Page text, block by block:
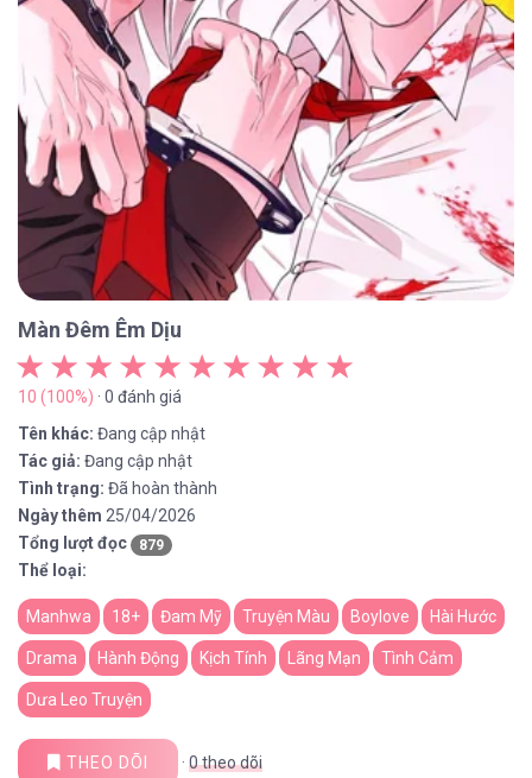
Màn Đêm Êm Dịu
10 (100%) · 0 đánh giá
Tên khác: Đang cập nhật
Tác giả: Đang cập nhật
Tình trạng: Đã hoàn thành
Ngày thêm 25/04/2026
Tổng lượt đọc
879
Thể loại:
Manhwa 18+ Đam Mỹ Truyện Màu Boylove Hài Hước
Drama Hành Động Kịch Tính Lãng Mạn Tình Cảm
Dưa Leo Truyện
THEO DÕI · 0theo dõi